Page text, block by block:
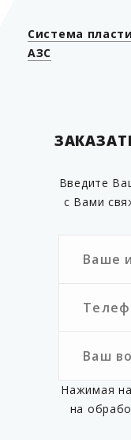
Система
АЗС
Введите
с Вами
Нажимая
на